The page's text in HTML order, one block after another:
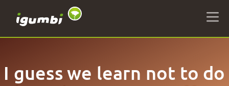
I guess we learn not to do